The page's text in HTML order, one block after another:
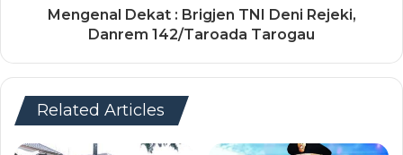
Mengenal Dekat : Brigjen TNI Deni Rejeki,
Danrem 142/Taroada Tarogau
Related Articles